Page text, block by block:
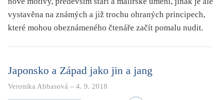
vystavěna na známých a již trochu ohraných principech,
které mohou obeznámeného čtenáře začít pomalu nudit.
Japonsko a Západ jako jin a jang
Veronika Abbasová – 4. 9. 2018